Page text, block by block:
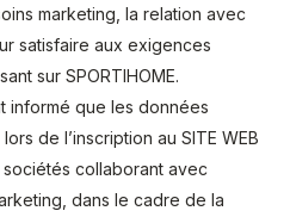
marketing, la relation avec
satisfaire aux exigences
sur SPORTIHOME.
informé que les données
de l’inscription au SITE WEB
collaborant avec
dans le cadre de la